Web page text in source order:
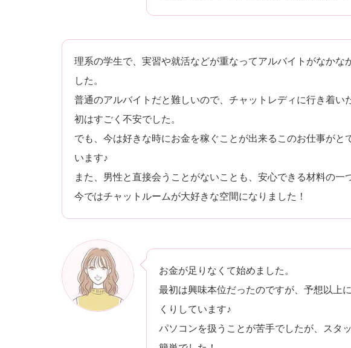
理系の学生で、実習や就活などが重なってアルバイトがなかな
した。
普通のアルバイトだと難しいので、チャットレディに行き着い
初はすごく不安でした。
でも、今は好きな時にお金を稼ぐことが出来るこのお仕事がと
います♪
また、男性と直接会うことがないことも、安心できる材料の一
今ではチャットルームが大好きな空間になりました！
お金が足りなくて始めました。
最初は興味本位だったのですが、予想以上
くりしています♪
パソコンを扱うことが苦手でしたが、スタ